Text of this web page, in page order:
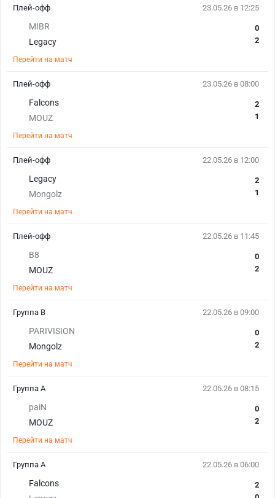
23.05.26 в 12:25
MIBR
Legacy
0
2
Перейти на матч
Плей-офф
23.05.26 в 08:00
Falcons
MOUZ
2
1
Перейти на матч
Плей-офф
22.05.26 в 12:00
Legacy
Mongolz
2
1
Перейти на матч
Плей-офф
22.05.26 в 11:45
B8
MOUZ
0
2
Перейти на матч
Плей-офф
22.05.26 в 09:00
PARIVISION
Mongolz
0
2
Перейти на матч
Группа В
22.05.26 в 08:15
paiN
MOUZ
0
2
Перейти на матч
Группа А
22.05.26 в 06:00
Falcons
2
Группа А